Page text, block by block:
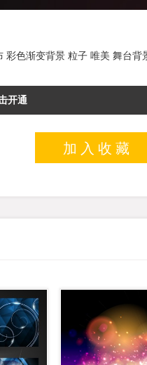
彩色渐变背景 粒子 唯美 舞台背
开通
加入收藏